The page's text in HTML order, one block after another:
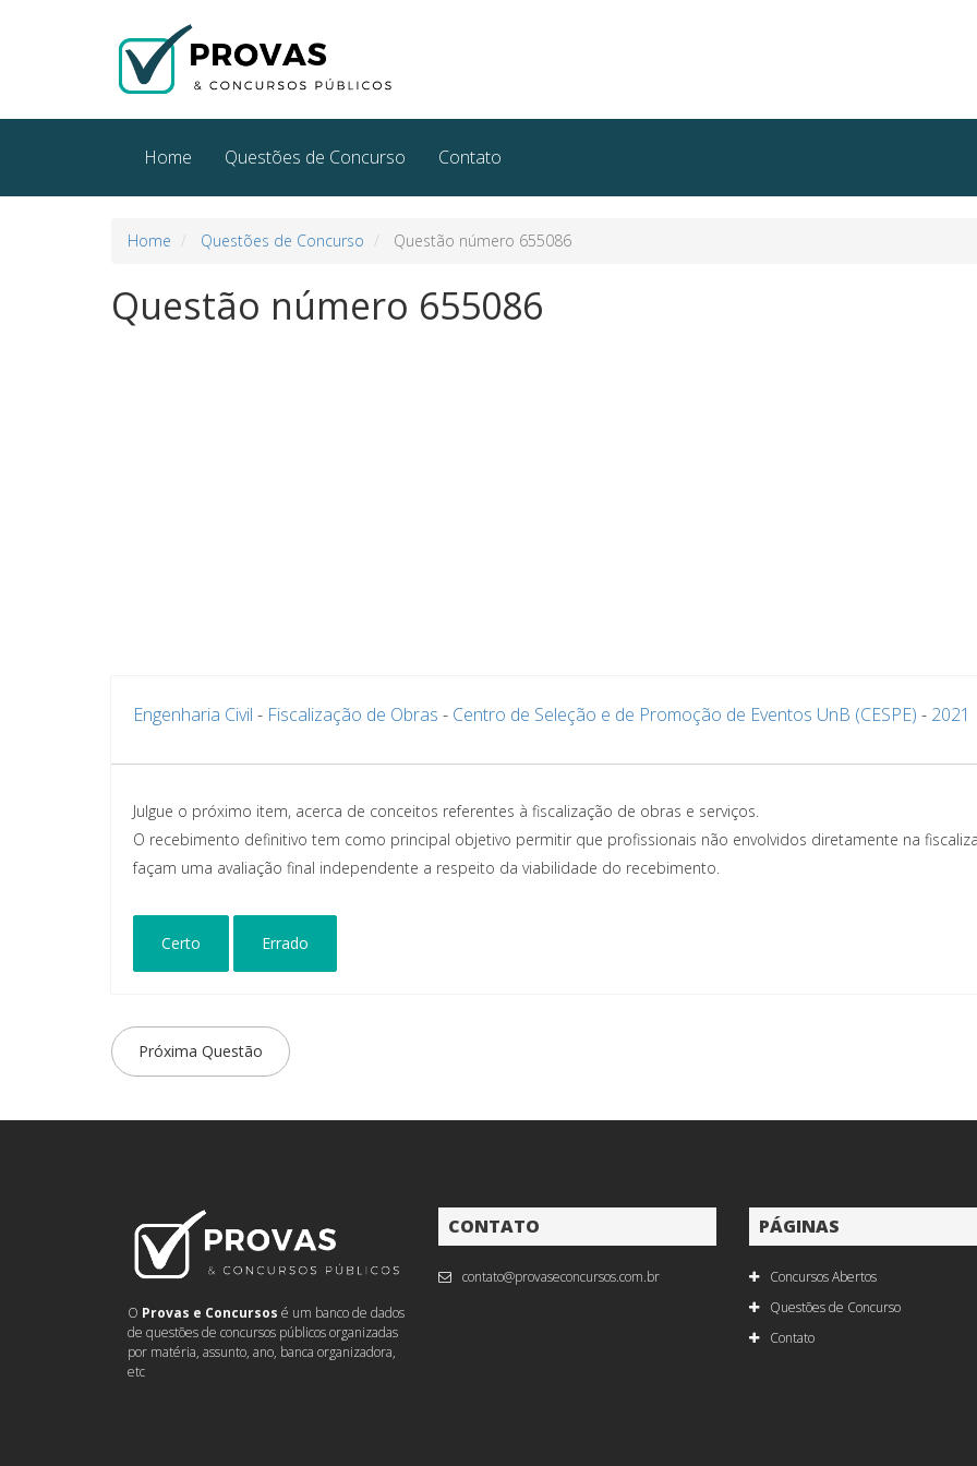
Home Questões de Concurso Contato
Home Questões de Concurso Questão número 655086
Questão número 655086
Engenharia Civil - Fiscalização de Obras - Centro de Seleção e de Promoção de Eventos UnB (CESPE) - 2021
Julgue o próximo item, acerca de conceitos referentes à fiscalização de obras e serviços.
O recebimento definitivo tem como principal objetivo permitir que profissionais não envolvidos diretamente na
façam uma avaliação final independente a respeito da viabilidade do recebimento.
Certo Errado
Próxima Questão
O Provas e Concursos é um banco de dados
de questões de concursos públicos organizadas
por matéria, assunto, ano, banca organizadora,
etc
CONTATO
contato@provaseconcursos.com.br
PÁGINAS
Concursos Abertos
Questões de Concurso
Contato